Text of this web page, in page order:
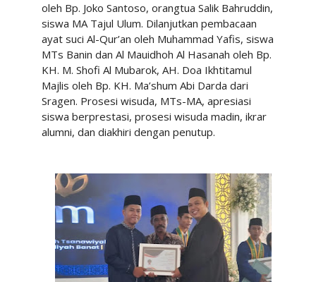
oleh Bp. Joko Santoso, orangtua Salik Bahruddin,
siswa MA Tajul Ulum. Dilanjutkan pembacaan
ayat suci Al-Qur’an oleh Muhammad Yafis, siswa
MTs Banin dan Al Mauidhoh Al Hasanah oleh Bp.
KH. M. Shofi Al Mubarok, AH. Doa Ikhtitamul
Majlis oleh Bp. KH. Ma’shum Abi Darda dari
Sragen. Prosesi wisuda, MTs-MA, apresiasi
siswa berprestasi, prosesi wisuda madin, ikrar
alumni, dan diakhiri dengan penutup.